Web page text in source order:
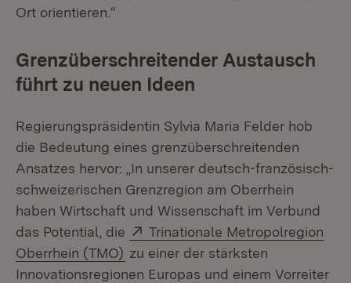
Ort orientieren.“
Grenzüberschreitender Austausch
führt zu neuen Ideen
Regierungspräsidentin Sylvia Maria Felder hob
die Bedeutung eines grenzüberschreitenden
Ansatzes hervor: „In unserer deutsch-französisch-
schweizerischen Grenzregion am Oberrhein
haben Wirtschaft und Wissenschaft im Verbund
das Potential, die
Extern:
Trinationale Metropolregion
Oberrhein (TMO) (Öffnet in neuem Fenster)
zu einer der stärksten
Innovationsregionen Europas und einem Vorreiter